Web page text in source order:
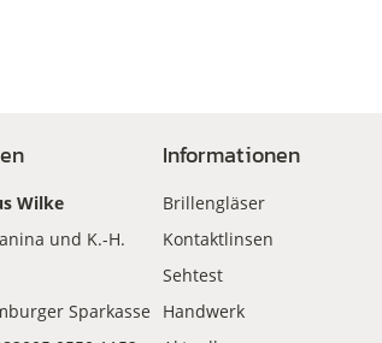
Wilke
und K.-H.
Sparkasse
Informationen
Brillengläser
Kontaktlinsen
Sehtest
Handwerk